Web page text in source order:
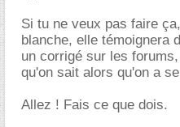
Si tu ne veux pas faire
blanche, elle témoignera
un corrigé sur les
qu'on sait alors qu'on a
Allez ! Fais ce que dois.